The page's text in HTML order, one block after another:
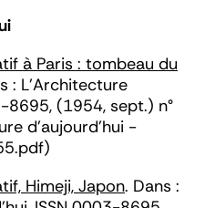
à Paris : tombeau du
: L'Architecture
8695, (1954, sept.) n°
d'aujourd'hui -
Himeji, Japon. Dans :